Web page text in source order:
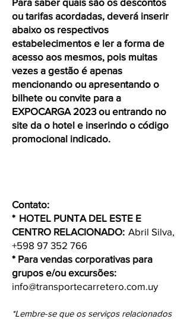
ou tarifas acordadas, deverá inserir
abaixo os respectivos
estabelecimentos e ler a forma de
acesso aos mesmos, pois muitas
vezes a gestão é apenas
mencionando ou apresentando o
bilhete ou convite para a
EXPOCARGA 2023 ou entrando no
site da o hotel e inserindo o código
promocional indicado.
Contato:
* HOTEL PUNTA DEL ESTE E
CENTRO RELACIONADO: Abril Silva,
+598 97 352 766
* Para vendas corporativas para
grupos e/ou excursões:
info@transportecarretero.com.uy
*Lembre-se que os serviços relacionados